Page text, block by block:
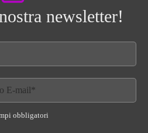
newsletter!
obbligatori